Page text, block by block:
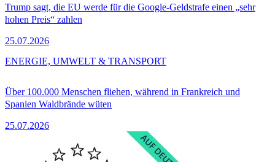
Trump sagt, die EU werde für die Google-Geldstrafe einen „sehr
hohen Preis“ zahlen
25.07.2026
Über 100.000 Menschen fliehen, während in Frankreich und
Spanien Waldbrände wüten
25.07.2026
ENERGIE, UMWELT & TRANSPORT